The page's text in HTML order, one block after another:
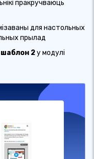
пракручваюць
для настольных
прылад
шаблон 2у модулі